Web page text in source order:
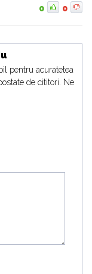
0 0
pentru acuratetea
de cititori. Ne